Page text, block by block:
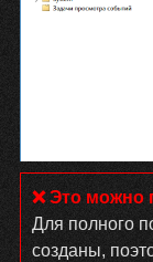
Для полного
созданы,